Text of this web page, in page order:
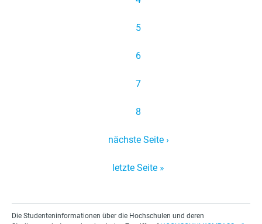
5
6
7
8
nächste Seite ›
letzte Seite »
Die Studenteninformationen über die Hochschulen und deren